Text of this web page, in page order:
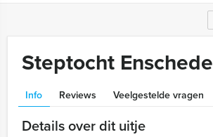
Steptocht Enschede
Info Reviews Veelgestelde vragen
Details over dit uitje